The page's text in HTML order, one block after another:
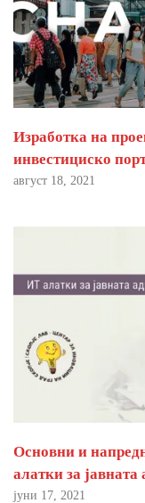
Изработка на
инвестициско
август 18, 2021
Основни и
алатки за
јуни 17, 2021